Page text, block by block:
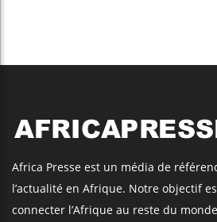
Africa Presse est un média de
l’actualité en Afrique. Notre objectif
connecter l’Afrique au reste du